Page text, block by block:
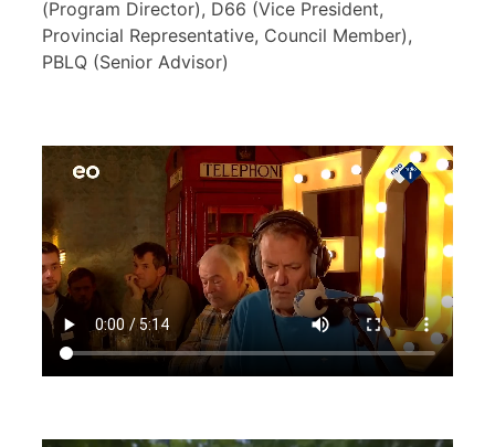
(Program Director), D66 (Vice President,
Provincial Representative, Council Member),
PBLQ (Senior Advisor)